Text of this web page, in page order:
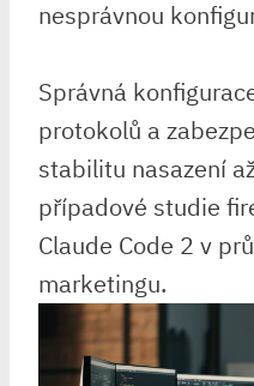
nesprávnou
Správná
⁤protokolů a
stabilitu nasazení
případové studie
Claude Code 2 v
marketingu.